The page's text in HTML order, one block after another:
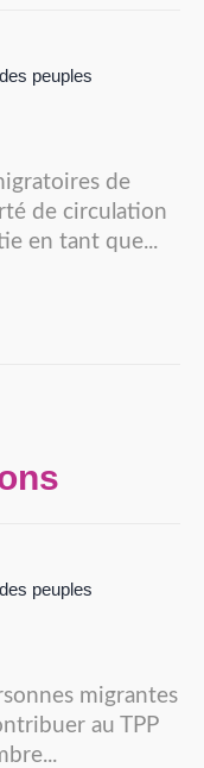
peuples
de
de circulation
en tant que...
peuples
migrantes
au TPP